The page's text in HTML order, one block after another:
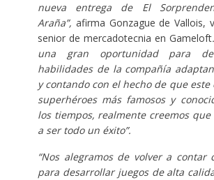
nueva entrega de El
Araña”, afirma Gonzague de Vallois,
senior de mercadotecnia en Gameloft
una gran oportunidad para
habilidades de la compañía
y contando con el hecho de que este
superhéroes más famosos y
los tiempos, realmente creemos
a ser todo un éxito”.
“Nos alegramos de volver a contar
para desarrollar juegos de alta